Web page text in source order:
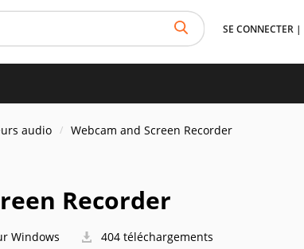
SE CONNECTER |
audio Webcam and Screen Recorder
Recorder
Windows 404 téléchargements